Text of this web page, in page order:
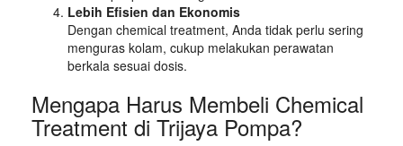
Lebih Efisien dan Ekonomis
Dengan chemical treatment, Anda tidak perlu sering
menguras kolam, cukup melakukan perawatan
berkala sesuai dosis.
Mengapa Harus Membeli Chemical
Treatment di Trijaya Pompa?